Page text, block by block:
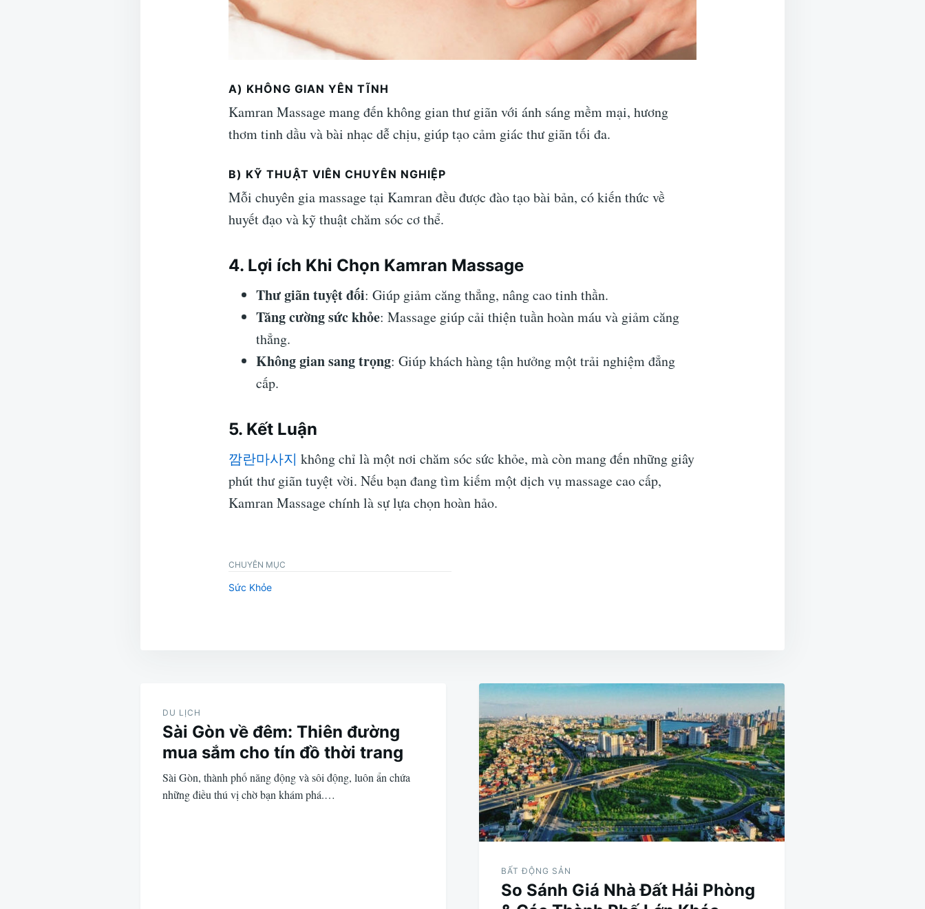
A) KHÔNG GIAN YÊN TĨNH
Kamran Massage mang đến không gian thư giãn với ánh sáng mềm mại, hương
thơm tinh dầu và bài nhạc dễ chịu, giúp tạo cảm giác thư giãn tối đa.
B) KỸ THUẬT VIÊN CHUYÊN NGHIỆP
Mỗi chuyên gia massage tại Kamran đều được đào tạo bài bản, có kiến thức về
huyết đạo và kỹ thuật chăm sóc cơ thể.
4. Lợi ích Khi Chọn Kamran Massage
Thư giãn tuyệt đối: Giúp giảm căng thẳng, nâng cao tinh thần.
Tăng cường sức khỏe: Massage giúp cải thiện tuần hoàn máu và giảm căng
thẳng.
Không gian sang trọng: Giúp khách hàng tận hưởng một trải nghiệm đẳng
cấp.
5. Kết Luận
깜란마사지 không chỉ là một nơi chăm sóc sức khỏe, mà còn mang đến những giây
phút thư giãn tuyệt vời. Nếu bạn đang tìm kiếm một dịch vụ massage cao cấp,
Kamran Massage chính là sự lựa chọn hoàn hảo.
CHUYÊN MỤC
Sức Khỏe
hướng
bài
viết
DU LỊCH
Sài Gòn về đêm: Thiên đường
mua sắm cho tín đồ thời trang
Sài Gòn, thành phố năng động và sôi động, luôn ẩn chứa
những điều thú vị chờ bạn khám phá.…
BẤT ĐỘNG SẢN
So Sánh Giá Nhà Đất Hải Phòng